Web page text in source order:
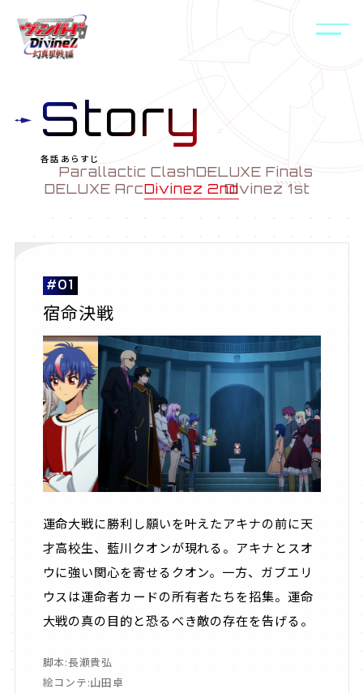
Story
各話あらすじ
Parallactic ClashDELUXE Finals
DELUXE ArcDivinez 2ndDivinez 1st
#01
宿命決戦
運命大戦に勝利し願いを叶えたアキナの前に天
才高校生、藍川クオンが現れる。アキナとスオ
ウに強い関心を寄せるクオン。一方、ガブエリ
ウスは運命者カードの所有者たちを招集。運命
大戦の真の目的と恐るべき敵の存在を告げる。
脚本:長瀬貴弘
絵コンテ:山田卓